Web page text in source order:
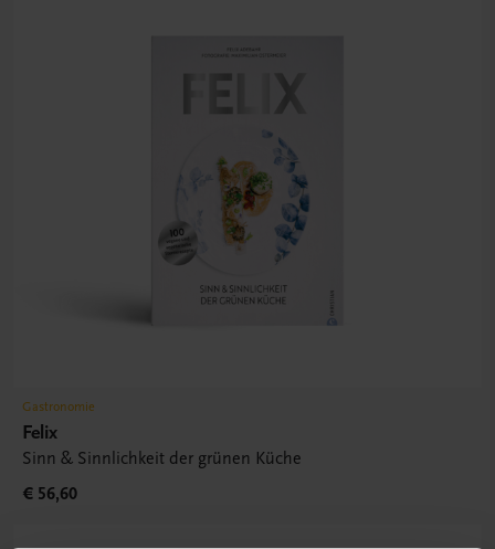
Gastronomie
Felix
Sinn & Sinnlichkeit der grünen Küche
€ 56,60